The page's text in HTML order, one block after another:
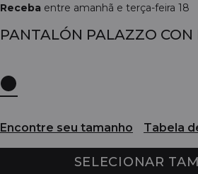
Receba entre amanhã e terça-feira 18
PANTALÓN PALAZZO CON
Encontre seu tamanho Tabela
SELECIONAR